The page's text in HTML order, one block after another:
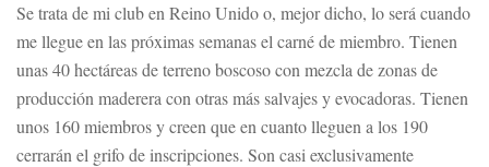
Se trata de mi club en Reino Unido o, mejor dicho, lo será cuando
me llegue en las próximas semanas el carné de miembro. Tienen
unas 40 hectáreas de terreno boscoso con mezcla de zonas de
producción maderera con otras más salvajes y evocadoras. Tienen
unos 160 miembros y creen que en cuanto lleguen a los 190
cerrarán el grifo de inscripciones. Son casi exclusivamente